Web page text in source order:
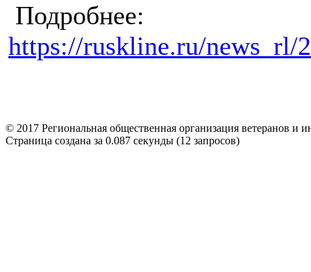
Подробнее:
https://ruskline.ru/news_rl/
© 2017 Региональная общественная организация
Страница создана за 0.087 секунды (12 запросов)